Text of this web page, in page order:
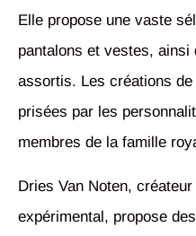
Elle propose une vaste
pantalons et vestes, ainsi
assortis. Les créations
prisées par les
membres de la famille
Dries Van Noten,
expérimental, propose